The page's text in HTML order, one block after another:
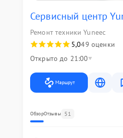
Сервисный центр
Ремонт техники Yuneec
5,049 оценки
Открыто до 21:00
Маршрут
ОбзорОтзывы 51